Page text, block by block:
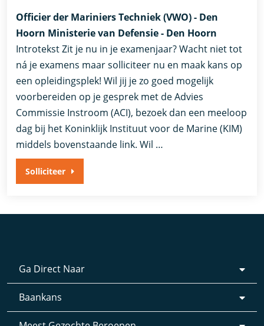
Officier der Mariniers Techniek (VWO) - Den
Hoorn Ministerie van Defensie - Den Hoorn
Introtekst Zit je nu in je examenjaar? Wacht niet tot
ná je examens maar solliciteer nu en maak kans op
een opleidingsplek! Wil jij je zo goed mogelijk
voorbereiden op je gesprek met de Advies
Commissie Instroom (ACI), bezoek dan een meeloop
dag bij het Koninklijk Instituut voor de Marine (KIM)
middels bovenstaande link. Wil …
Solliciteer
Ga Direct Naar
Baankans